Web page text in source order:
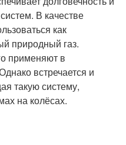
В качестве
как
природный газ.
применяют в
встречается и
такую систему,
на колёсах.